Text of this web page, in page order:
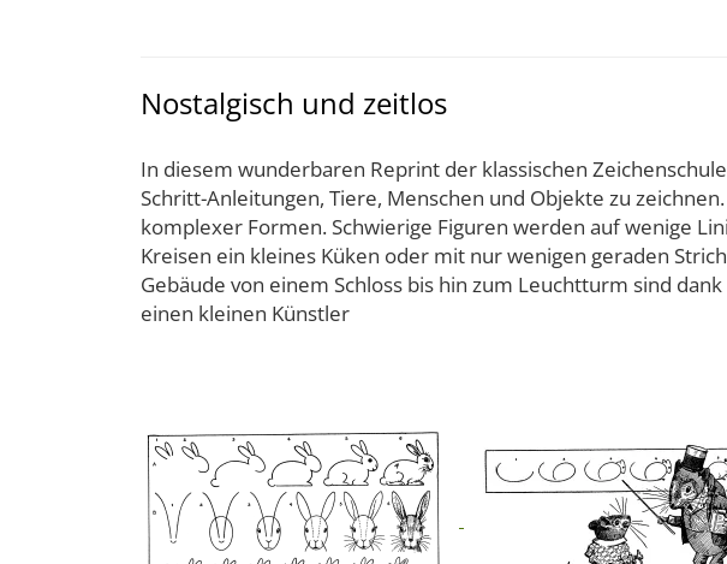
Nostalgisch und zeitlos
In diesem wunderbaren Reprint der klassischen
Schritt-Anleitungen, Tiere, Menschen und Objekte zu
komplexer Formen. Schwierige Figuren werden auf wenige
Kreisen ein kleines Küken oder mit nur wenigen geraden
Gebäude von einem Schloss bis hin zum Leuchtturm sind
einen kleinen Künstler